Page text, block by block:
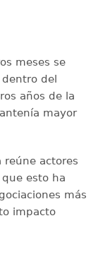
meses se
del
años de la
mayor
reúne actores
esto ha
más
impacto